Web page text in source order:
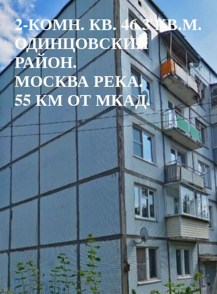
2-КОМН. КВ. 46.3 КВ.М.
ОДИНЦОВСКИЙ
РАЙОН.
МОСКВА РЕКА.
55 КМ ОТ МКАД.